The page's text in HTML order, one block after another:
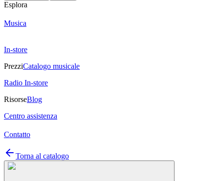
Esplora
Musica
In-store
PrezziCatalogo musicale
Radio In-store
RisorseBlog
Centro assistenza
Contatto
Torna al catalogo